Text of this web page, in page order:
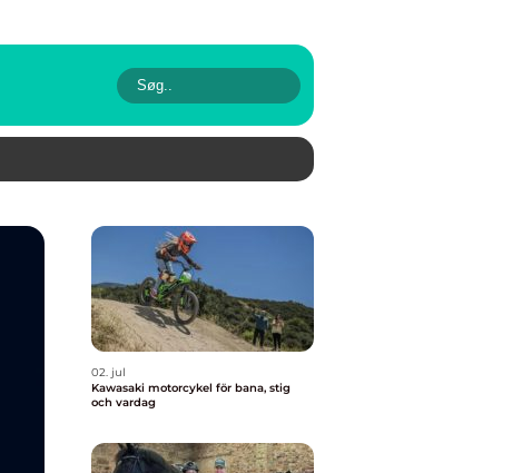
02. jul
Kawasaki motorcykel för bana, stig
och vardag